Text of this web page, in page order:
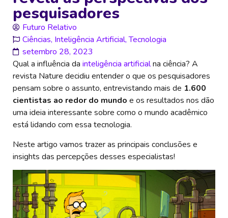
pesquisadores
Futuro Relativo
Ciências, Inteligência Artificial,Tecnologia
setembro 28, 2023
Qual a influência da inteligência artificialna ciência? A
revista Nature decidiu entender o que os pesquisadores
pensam sobre o assunto, entrevistando mais de 1.600
cientistas ao redor do mundo e os resultados nos dão
uma ideia interessante sobre como o mundo acadêmico
está lidando com essa tecnologia.
Neste artigo vamos trazer as principais conclusões e
insights das percepções desses especialistas!